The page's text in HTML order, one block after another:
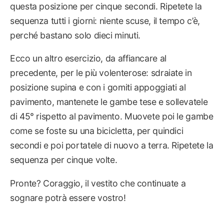
questa posizione per cinque secondi. Ripetete la
sequenza tutti i giorni: niente scuse, il tempo c’è,
perché bastano solo dieci minuti.
Ecco un altro esercizio, da affiancare al
precedente, per le più volenterose: sdraiate in
posizione supina e con i gomiti appoggiati al
pavimento, mantenete le gambe tese e sollevatele
di 45° rispetto al pavimento. Muovete poi le gambe
come se foste su una bicicletta, per quindici
secondi e poi portatele di nuovo a terra. Ripetete la
sequenza per cinque volte.
Pronte? Coraggio, il vestito che continuate a
sognare potrà essere vostro!